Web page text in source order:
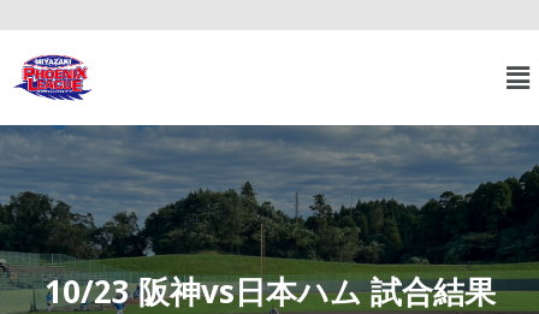
10/23 阪神vs日本ハム 試合結果